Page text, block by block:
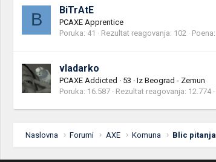
B BiTrAtE
PCAXE Apprentice
Poruka 41 Rezultat reagovanja 102 Poena
vladarko
PCAXE Addicted · 53 · Iz Beograd - Zemun
Poruka 16.587 Rezultat reagovanja 12.774
Naslovna Forumi AXE Komuna Blic pitanja